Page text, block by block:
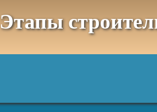
Этапы